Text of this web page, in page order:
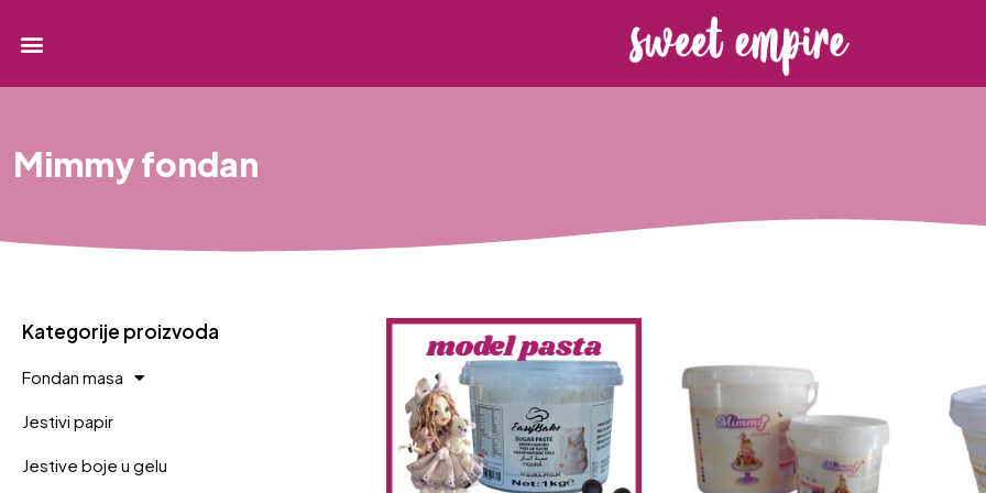
Mimmy fondan
Kategorije proizvoda
Fondan masa
Jestivi papir
Jestive boje u gelu